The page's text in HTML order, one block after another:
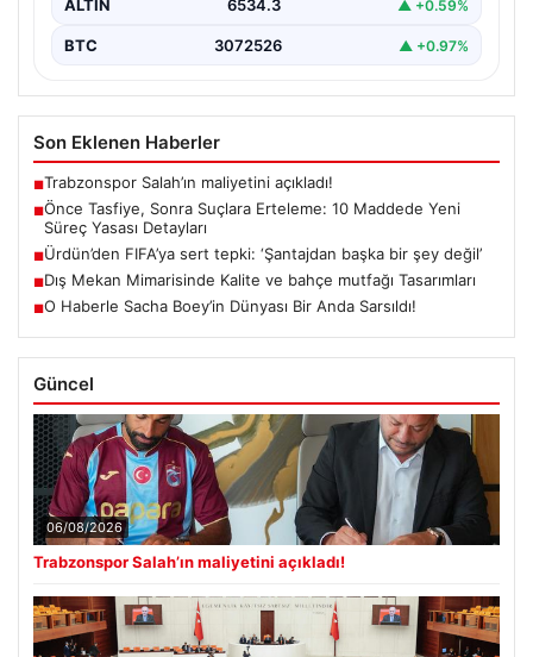
ALTIN 6534.3 ▲ +0.59%
BTC 3072526 ▲ +0.97%
Son Eklenen Haberler
■Trabzonspor Salah’ın maliyetini açıkladı!
■Önce Tasfiye, Sonra Suçlara Erteleme: 10 Maddede Yeni
Süreç Yasası Detayları
■Ürdün’den FIFA’ya sert tepki: ‘Şantajdan başka bir şey değil’
■Dış Mekan Mimarisinde Kalite ve bahçe mutfağı Tasarımları
■O Haberle Sacha Boey’in Dünyası Bir Anda Sarsıldı!
Güncel
06/08/2026
Trabzonspor Salah’ın maliyetini açıkladı!